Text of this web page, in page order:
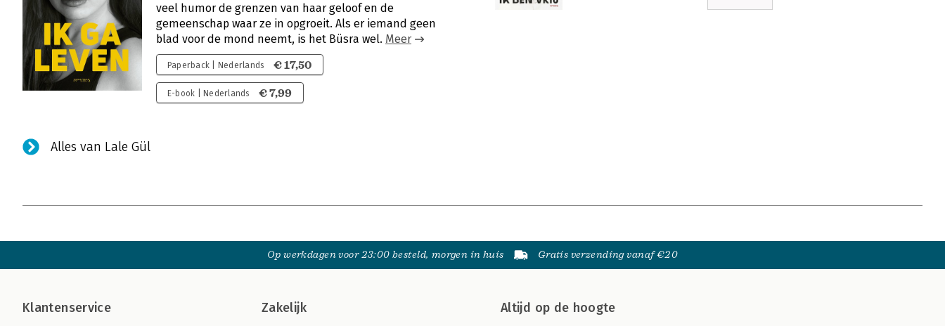
veel humor de grenzen van haar geloof en de
gemeenschap waar ze in opgroeit. Als er iemand geen
blad voor de mond neemt, is het Büsra wel. Meer
Paperback | Nederlands € 17,50
E-book | Nederlands € 7,99
Alles van Lale Gül
Op werkdagen voor 23:00 besteld, morgen in huis Gratis verzending vanaf €20
Klantenservice Zakelijk Altijd op de hoogte